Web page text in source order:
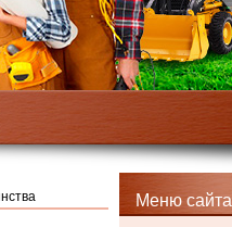
Меню сайта